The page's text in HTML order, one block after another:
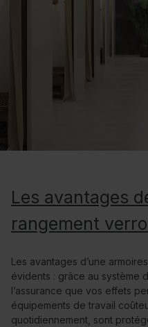
Les avantages
rangement
Les avantages d’une
évidents : grâce au système
l’assurance que vos effets
équipements de travail
quotidiennement, sont